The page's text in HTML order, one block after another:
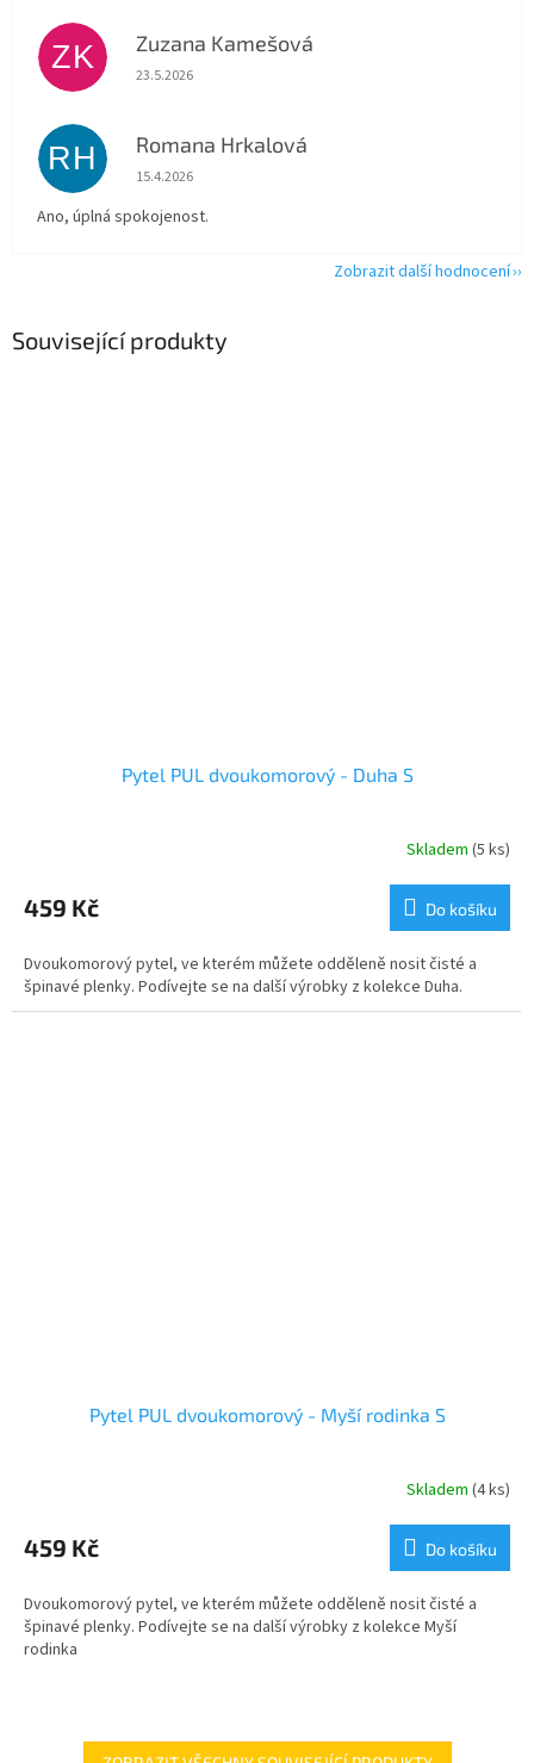
Související produkty
Pytel PUL dvoukomorový - Duha S
Skladem (5 ks)
459 Kč Do košíku
Dvoukomorový pytel, ve kterém můžete odděleně nosit čisté a
špinavé plenky. Podívejte se na další výrobky z kolekce Duha.
Pytel PUL dvoukomorový - Myší rodinka S
Skladem (4 ks)
459 Kč Do košíku
Dvoukomorový pytel, ve kterém můžete odděleně nosit čisté a
špinavé plenky. Podívejte se na další výrobky z kolekce Myší
rodinka
ZK Zuzana Kamešová
Hodnocení obchodu je 5 z 5 hvězdiček.
23.5.2026
RH Romana Hrkalová
Hodnocení obchodu je 5 z 5 hvězdiček.
15.4.2026
Ano, úplná spokojenost.
Zobrazit další hodnocení